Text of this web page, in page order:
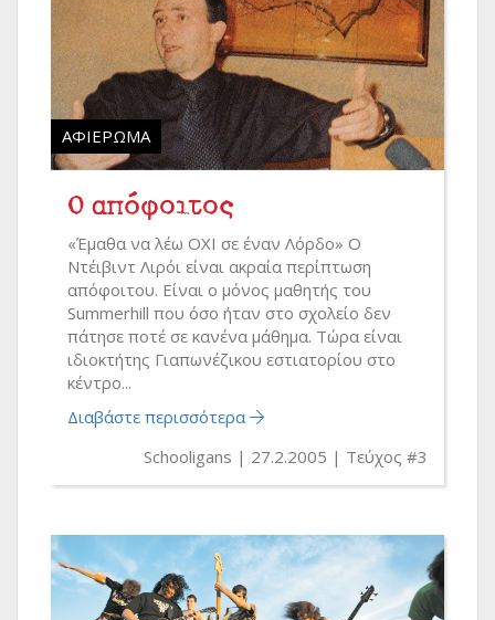
ΑΦΙΈΡΩΜΑ
Ο απόφοιτος
«Έμαθα να λέω ΟΧΙ σε έναν Λόρδο» Ο
Ντέιβιντ Λιρόι είναι ακραία περίπτωση
απόφοιτου. Είναι ο μόνος μαθητής του
Summerhill που όσο ήταν στο σχολείο δεν
πάτησε ποτέ σε κανένα μάθημα. Τώρα είναι
ιδιοκτήτης Γιαπωνέζικου εστιατορίου στο
κέντρο...
Διαβάστε περισσότερα
Schooligans
27.2.2005 Τεύχος #3